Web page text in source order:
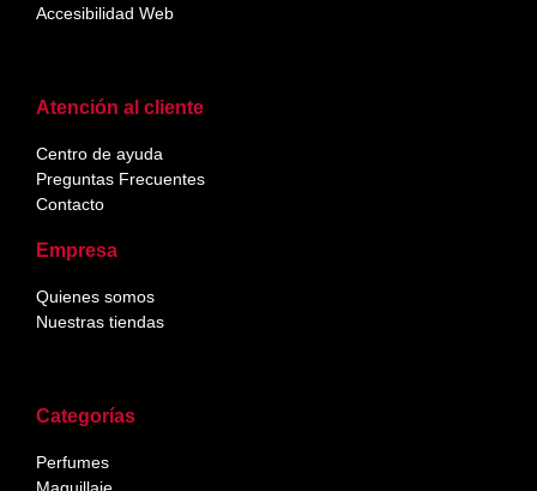
Categorías
Perfumes
Atención al cliente
Centro de ayuda
Preguntas Frecuentes
Contacto
Empresa
Quienes somos
Nuestras tiendas
Accesibilidad Web